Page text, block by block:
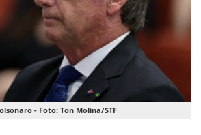
- Foto: Ton Molina/STF